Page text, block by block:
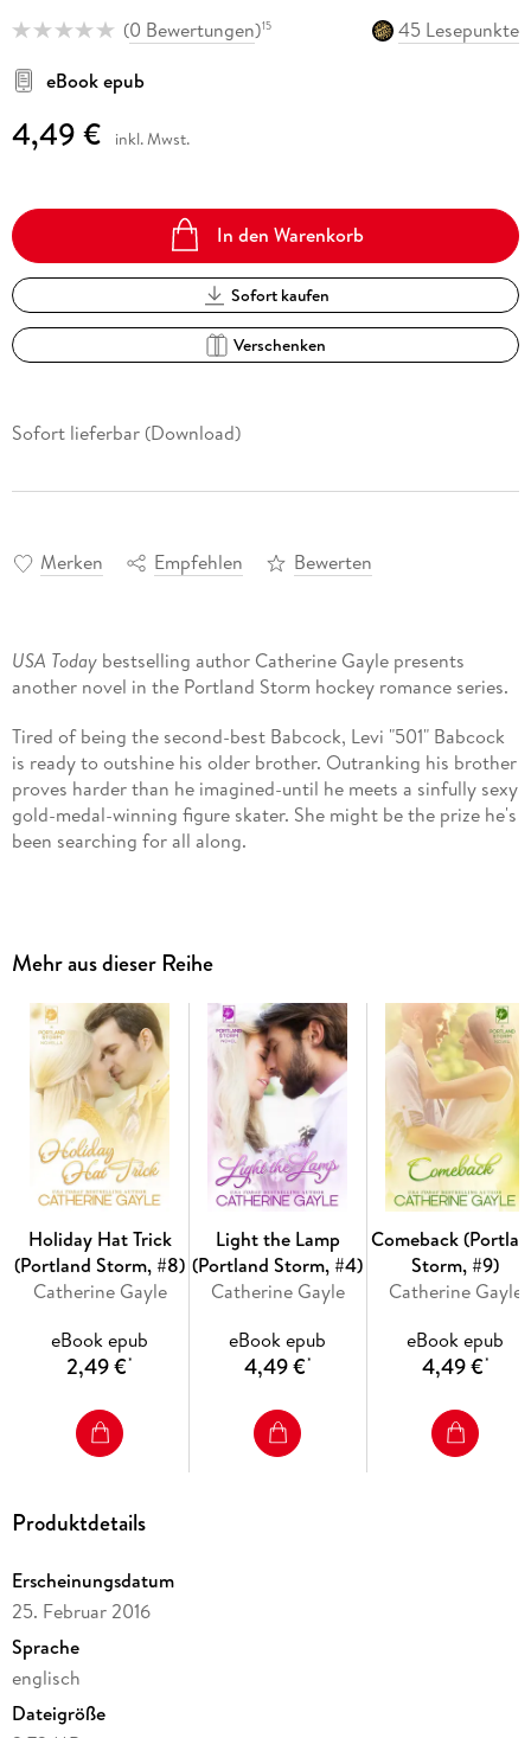
(0 Bewertungen)15
45 Lesepunkte
eBook epub
4,49 € inkl. Mwst.
In den Warenkorb
Sofort kaufen
Verschenken
Sofort lieferbar (Download)
Merken Empfehlen Bewerten
USA Todaybestselling author Catherine Gayle presents
another novel in the Portland Storm hockey romance series.
Tired of being the second-best Babcock, Levi "501" Babcock
is ready to outshine his older brother. Outranking his brother
proves harder than he imagined-until he meets a sinfully sexy
gold-medal-winning figure skater. She might be the prize he's
been searching for all along.
thing she can afford is a distraction like Levi Babcock.
When Cadence's past comes back to threaten her and her life
is on the line, Levi might be the safety net she never realized
she needed. But will Levi still care about Losing an Edge to
his biggest rival, or can he finally step out of his brother's
shadow to become the hero in his own game?
The Portland Storm hockey romance series
2) On the Fly
4) Light the Lamp
5) Delay of Game
7) In the Zone
8) Holiday Hat Trick
9) Comeback
10) Dropping Gloves
11) Home Ice
Mehr aus dieser Reihe
Holiday Hat Trick
(Portland Storm, #8)
Catherine Gayle
eBook epub
2,49 €*
Light the Lamp
(Portland Storm, #4)
Catherine Gayle
eBook epub
4,49 €*
Comeback
Storm, #9)
Catherine Gayle
eBook epub
4,49 €*
Produktdetails
Erscheinungsdatum
25. Februar 2016
Sprache
englisch
Dateigröße